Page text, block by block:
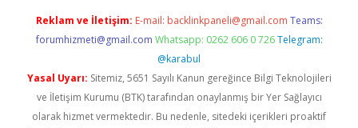
Reklam ve İletişim: E-mail: backlinkpaneli@gmail.com Teams:
forumhizmeti@gmail.com Whatsapp: 0262 606 0 726 Telegram:
@karabul
Yasal Uyarı: Sitemiz, 5651 Sayılı Kanun gereğince Bilgi Teknolojileri
ve İletişim Kurumu (BTK) tarafından onaylanmış bir Yer Sağlayıcı
olarak hizmet vermektedir. Bu nedenle, sitedeki içerikleri proaktif